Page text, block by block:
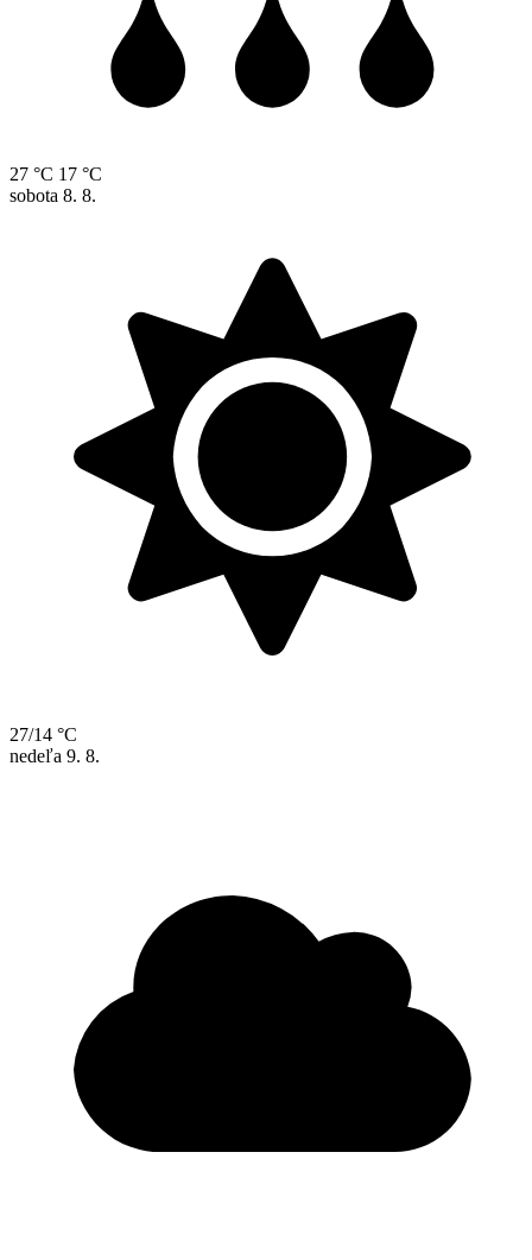
27 °C 17 °C
sobota 8. 8.
27/14 °C
nedeľa 9. 8.